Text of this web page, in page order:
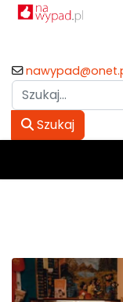
Szukaj
Szukaj